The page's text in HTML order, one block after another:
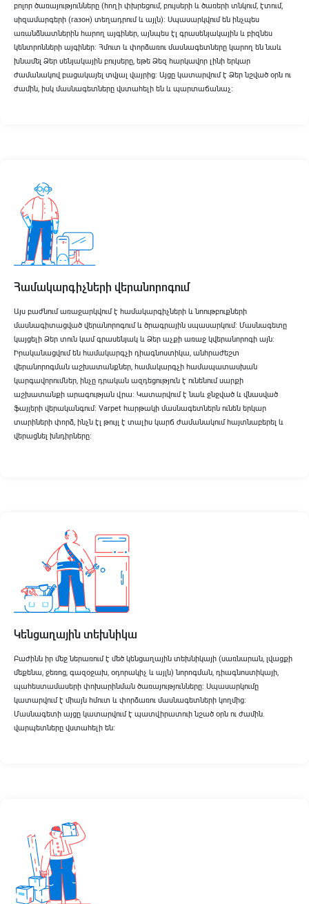
բոլոր ծառայությունները (հողի փխրեցում, բույսերի և ծառերի տնկում, էտում,
սիզամարգերի (газон) տեղադրում և այլն)։ Սպասարկվում են ինչպես
առանձնատներին հարող այգիներ, այնպես էլ գրասենյակային և բիզնես
կենտրոնների այգիներ։ Հմուտ և փորձառու մասնագետները կարող են նաև
խնամել Ձեր սենյակային բույսերը, եթե Ձեզ հարկավոր լինի երկար
ժամանակով բացակայել տվյալ վայրից։ Այցը կատարվում է Ձեր նշված օրն ու
ժամին, իսկ մասնագետները վստահելի են և պարտաճանաչ։
Համակարգիչների վերանորոգում
Այս բաժնում առաջարկվում է համակարգիչների և նոութբուքների
մասնագիտացված վերանորոգում և ծրագրային սպասարկում։ Մասնագետը
կայցելի Ձեր տուն կամ գրասենյակ և Ձեր աչքի առաջ կվերանորոգի այն։
Իրականացվում են համակարգչի դիագնոստիկա, անհրաժեշտ
վերանորոգման աշխատանքներ, համակարգչի համապատասխան
կարգավորումներ, ինչը դրական ազդեցություն է ունենում սարքի
աշխատանքի արագության վրա։ Կատարվում է նաև ջնջված և վնասված
ֆայլերի վերականգում։ Varpet հարթակի մասնագետներն ունեն երկար
տարիների փորձ, ինչն էլ թույլ է տալիս կարճ ժամանակում հայտնաբերել և
վերացնել խնդիրները։
Կենցաղային տեխնիկա
Բաժինն իր մեջ ներառում է մեծ կենցաղային տեխնիկայի (սառնարան, լվացքի
մեքենա, ջեռոց, գազօջախ, օդորակիչ և այլն) նորոգման, դիագնոստիկայի,
պահեստամասերի փոխարինման ծառայությունները։ Սպասարկումը
կատարվում է միայն հմուտ և փորձառու մասնագետների կողմից։
Մասնագետի այցը կատարվում է պատվիրատուի նշած օրն ու ժամին.
վարպետները վստահելի են։